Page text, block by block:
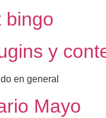
bingo
y
en general
Mayo